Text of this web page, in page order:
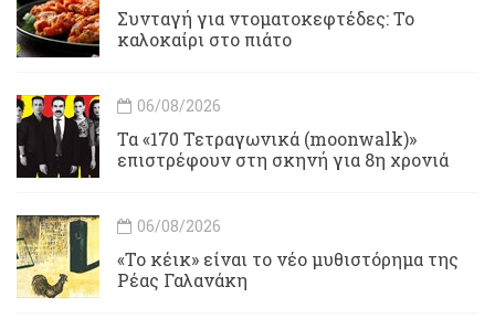
Συνταγή για ντοματοκεφτέδες: Το
καλοκαίρι στο πιάτο
06/08/2026
Τα «170 Τετραγωνικά (moonwalk)»
επιστρέφουν στη σκηνή για 8η χρονιά
06/08/2026
«Το κέικ» είναι το νέο μυθιστόρημα της
Ρέας Γαλανάκη